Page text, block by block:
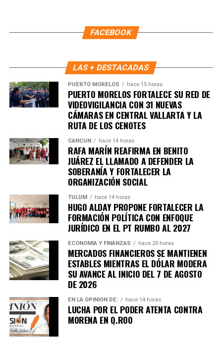
Con acciones como esta, la administración municipal
reafirma su compromiso de preservar las costumbres que
municipio ante visitantes nacionales y extranjeros.
Fuente: 5to Poder Agencia de Noticias
Recibe las noticias al instante
Quinto Podery recibe las noticias más
importantes de Quintana Roo directamente
en tu teléfono.
FACEBOOK
LAS + DESTACADAS
PUERTO MORELOS hace 15 horas
PUERTO MORELOS FORTALECE SU RED DE
VIDEOVIGILANCIA CON 31 NUEVAS
CÁMARAS EN CENTRAL VALLARTA Y LA
RUTA DE LOS CENOTES
CANCÚN hace 14 horas
RAFA MARÍN REAFIRMA EN BENITO
JUÁREZ EL LLAMADO A DEFENDER LA
SOBERANÍA Y FORTALECER LA
ORGANIZACIÓN SOCIAL
TULUM hace 14 horas
HUGO ALDAY PROPONE FORTALECER LA
FORMACIÓN POLÍTICA CON ENFOQUE
JURÍDICO EN EL PT RUMBO AL 2027
ECONOMÍA Y FINANZAS hace 20 horas
MERCADOS FINANCIEROS SE MANTIENEN
ESTABLES MIENTRAS EL DÓLAR MODERA
SU AVANCE AL INICIO DEL 7 DE AGOSTO
DE 2026
EN LA OPINIÓN DE: hace 14 horas
LUCHA POR EL PODER ATENTA CONTRA
MORENA EN Q.ROO